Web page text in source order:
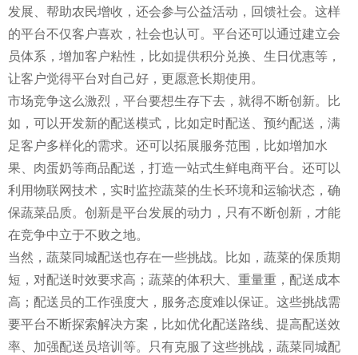
发展、帮助农民增收，还会参与公益活动，回馈社会。这样
的平台不仅客户喜欢，社会也认可。平台还可以通过建立会
员体系，增加客户粘性，比如提供积分兑换、生日优惠等，
让客户觉得平台对自己好，更愿意长期使用。
市场竞争这么激烈，平台要想生存下去，就得不断创新。比
如，可以开发新的配送模式，比如定时配送、预约配送，满
足客户多样化的需求。还可以拓展服务范围，比如增加水
果、肉蛋奶等商品配送，打造一站式生鲜电商平台。还可以
利用物联网技术，实时监控蔬菜的生长环境和运输状态，确
保蔬菜品质。创新是平台发展的动力，只有不断创新，才能
在竞争中立于不败之地。
当然，蔬菜同城配送也存在一些挑战。比如，蔬菜的保质期
短，对配送时效要求高；蔬菜的体积大、重量重，配送成本
高；配送员的工作强度大，服务态度难以保证。这些挑战需
要平台不断探索解决方案，比如优化配送路线、提高配送效
率、加强配送员培训等。只有克服了这些挑战，蔬菜同城配